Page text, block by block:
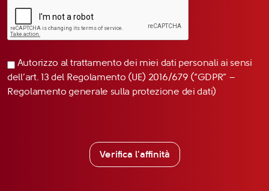
Autorizzo al trattamento dei miei dati personali ai sensi
dell’art. 13 del Regolamento (UE) 2016/679 (“GDPR” –
Regolamento generale sulla protezione dei dati)
Verifica l'affinità